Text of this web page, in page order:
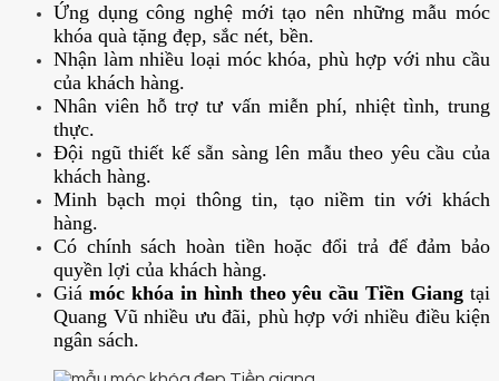
Ứng dụng công nghệ mới tạo nên những mẫu móc
khóa quà tặng đẹp, sắc nét, bền.
Nhận làm nhiều loại móc khóa, phù hợp với nhu cầu
của khách hàng.
Nhân viên hỗ trợ tư vấn miễn phí, nhiệt tình, trung
thực.
Đội ngũ thiết kế sẵn sàng lên mẫu theo yêu cầu của
khách hàng.
Minh bạch mọi thông tin, tạo niềm tin với khách
hàng.
Có chính sách hoàn tiền hoặc đổi trả để đảm bảo
quyền lợi của khách hàng.
Giá móc khóa in hình theo yêu cầu Tiền Giangtại
Quang Vũ nhiều ưu đãi, phù hợp với nhiều điều kiện
ngân sách.